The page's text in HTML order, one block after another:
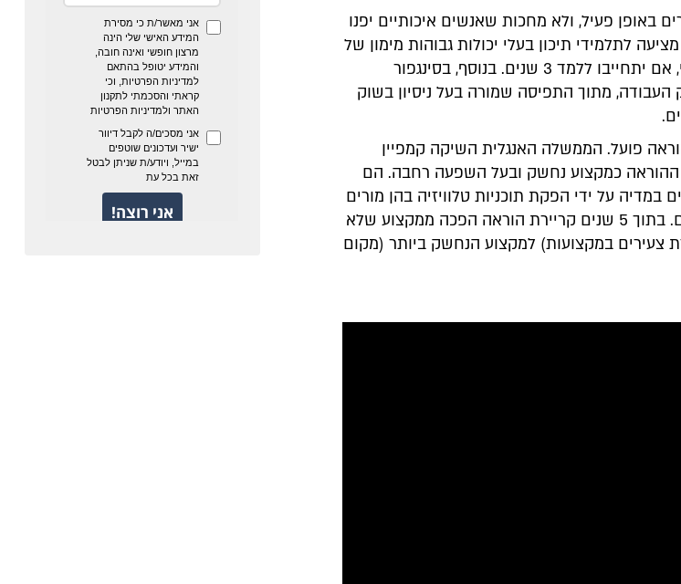
באופן פעיל, ולא מחכות שאנשים איכותיים יפנו
לתלמידי תיכון בעלי יכולות גבוהות מימון של
60% משכר הלימוד האוניברסיטאי, אם יתחייבו ללמד 3 שנים. בנוסף, בסינגפור
העבודה, מתוך התפיסה שמורה בעל ניסיון בשוק
פועל. הממשלה האנגלית השיקה קמפיין
ההוראה כמקצוע נחשק ובעל השפעה רחבה. הם
במדיה על ידי הפקת תוכניות טלוויזיה בהן מורים
התחרו בתחרויות וסיפרו על חייהם. בתוך 5 שנים קריירת הוראה הפכה ממקצוע שלא
נחשק (מקום 29 בבחירת צעירים במקצועות) למקצוע הנחשק ביותר (מקום